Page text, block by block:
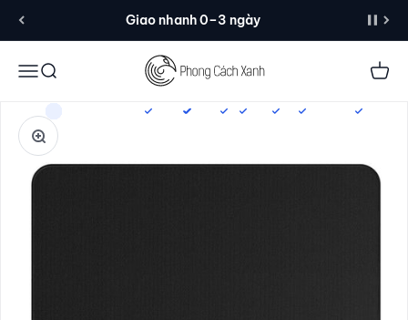
Giao nhanh 0–3 ngày
MenuTìm kiếm Giỏ
Phóng đại